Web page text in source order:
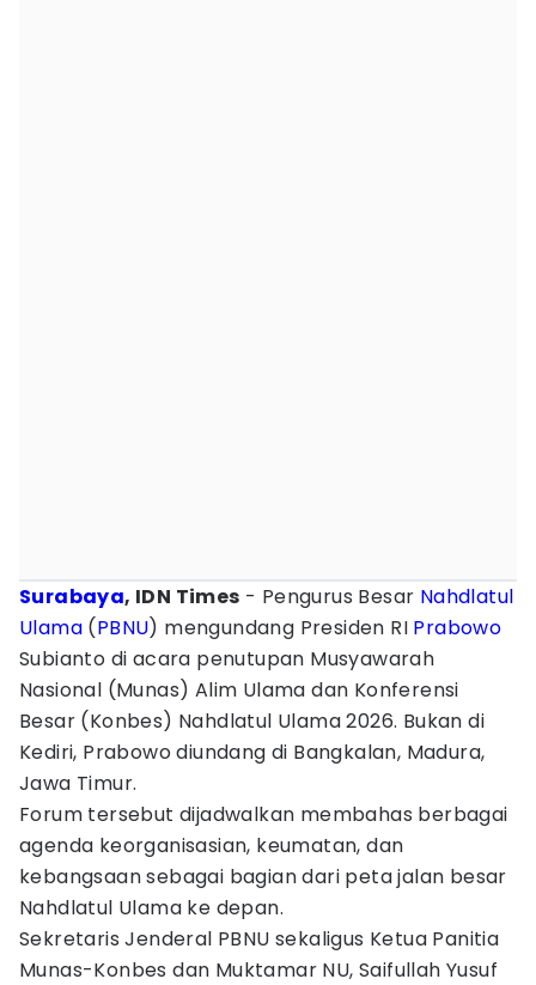
Surabaya, IDN Times - Pengurus Besar Nahdlatul
Ulama (PBNU) mengundang Presiden RI Prabowo
Subianto di acara penutupan Musyawarah
Nasional (Munas) Alim Ulama dan Konferensi
Besar (Konbes) Nahdlatul Ulama 2026. Bukan di
Kediri, Prabowo diundang di Bangkalan, Madura,
Jawa Timur.
Forum tersebut dijadwalkan membahas berbagai
agenda keorganisasian, keumatan, dan
kebangsaan sebagai bagian dari peta jalan besar
Nahdlatul Ulama ke depan.
Sekretaris Jenderal PBNU sekaligus Ketua Panitia
Munas-Konbes dan Muktamar NU, Saifullah Yusuf